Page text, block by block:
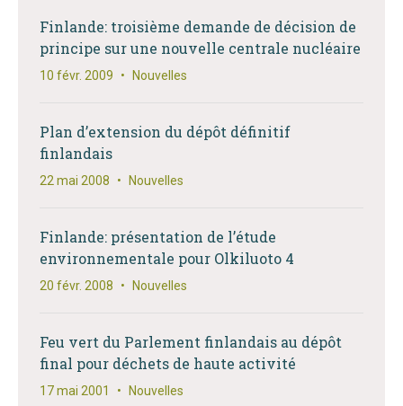
Finlande: troisième demande de décision de
principe sur une nouvelle centrale nucléaire
10 févr. 2009 • Nouvelles
Plan d’extension du dépôt définitif
finlandais
22 mai 2008 • Nouvelles
Finlande: présentation de l’étude
environnementale pour Olkiluoto 4
20 févr. 2008 • Nouvelles
Feu vert du Parlement finlandais au dépôt
final pour déchets de haute activité
17 mai 2001 • Nouvelles